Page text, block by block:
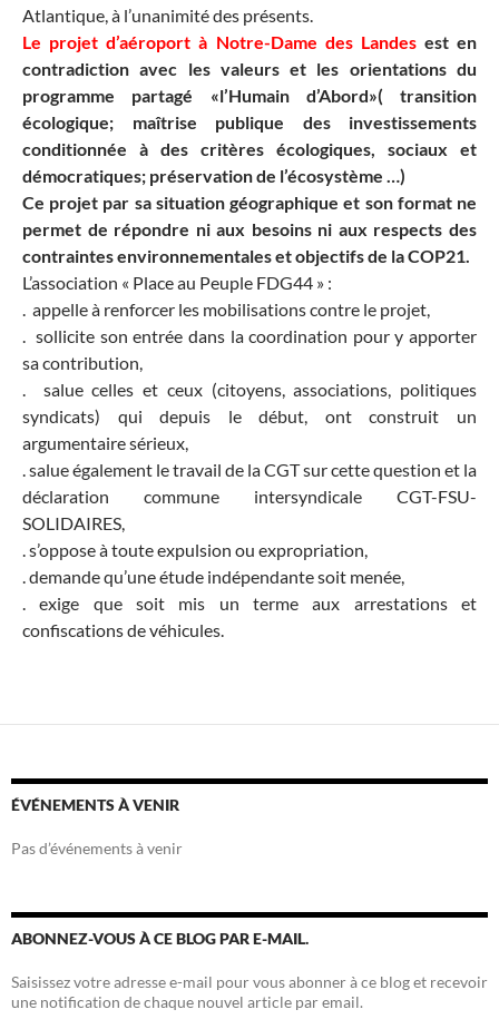
Atlantique, à l’unanimité des présents.
Le projet d’aéroport à Notre-Dame des Landesest en
contradiction avec les valeurs et les orientations du
programme partagé «l’Humain d’Abord»( transition
écologique; maîtrise publique des investissements
conditionnée à des critères écologiques, sociaux et
démocratiques; préservation de l’écosystème …)
Ce projet par sa situation géographique et son format ne
permet de répondre ni aux besoins ni aux respects des
contraintes environnementales et objectifs de la COP21.
L’association « Place au Peuple FDG44 » :
. appelle à renforcer les mobilisations contre le projet,
. sollicite son entrée dans la coordination pour y apporter
sa contribution,
. salue celles et ceux (citoyens, associations, politiques
syndicats) qui depuis le début, ont construit un
argumentaire sérieux,
. salue également le travail de la CGT sur cette question et la
déclaration commune intersyndicale CGT-FSU-
SOLIDAIRES,
. s’oppose à toute expulsion ou expropriation,
. demande qu’une étude indépendante soit menée,
. exige que soit mis un terme aux arrestations et
confiscations de véhicules.
ÉVÉNEMENTS À VENIR
Pas d’événements à venir
ABONNEZ-VOUS À CE BLOG PAR E-MAIL.
Saisissez votre adresse e-mail pour vous abonner à ce blog et recevoir
une notification de chaque nouvel article par email.